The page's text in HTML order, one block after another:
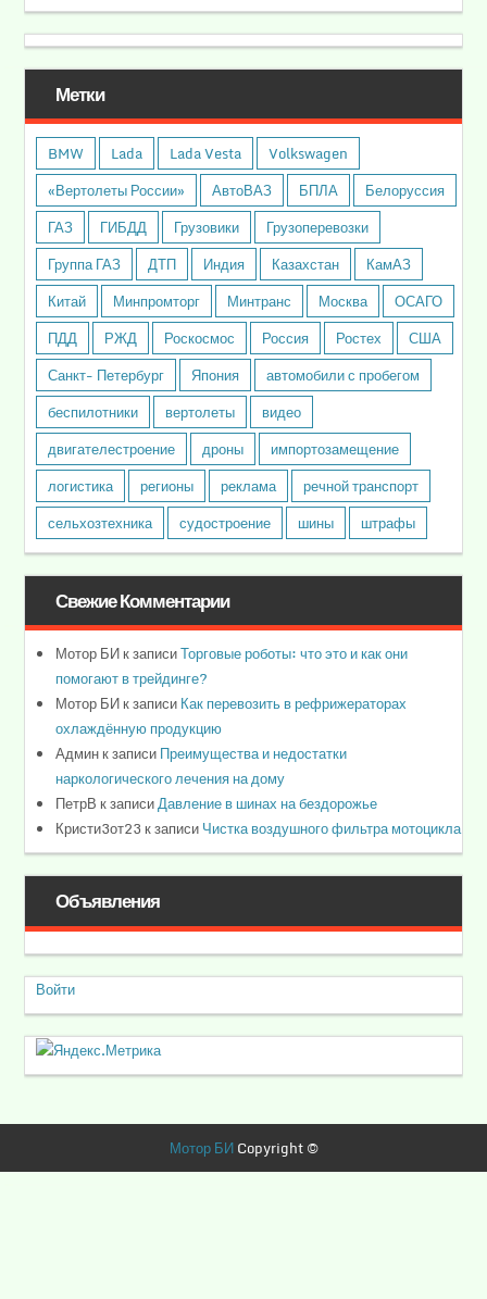
Метки
BMW Lada Lada Vesta
Volkswagen
«Вертолеты России»
АвтоВАЗ БПЛА
Белоруссия
ГАЗ
ГИБДД Грузовики
Грузоперевозки
Группа ГАЗ
ДТП Индия Казахстан
КамАЗ
Китай
Минпромторг Минтранс Москва
ОСАГО
ПДД
РЖД Роскосмос Россия Ростех
США
Санкт- Петербург
Япония
автомобили с пробегом
беспилотники
вертолеты
видео
двигателестроение
дроны
импортозамещение
логистика
регионы реклама
речной транспорт
сельхозтехника
судостроение шины штрафы
Свежие Комментарии
Мотор БИк записиТорговые роботы: что это и как они
помогают в трейдинге?
Мотор БИк записиКак перевозить в рефрижераторах
охлаждённую продукцию
Админк записиПреимущества и недостатки
наркологического лечения на дому
ПетрВ к записиДавление в шинах на бездорожье
Кристи3от23 к записиЧистка воздушного фильтра мотоцикла
Объявления
Войти
Мотор БИCopyright ©